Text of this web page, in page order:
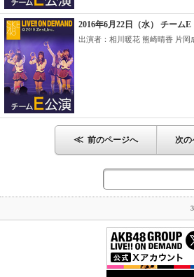
2016年6月22日（水） チーム
出演者：相川暖花 熊崎晴香 片岡
≪ 前のページへ 次の